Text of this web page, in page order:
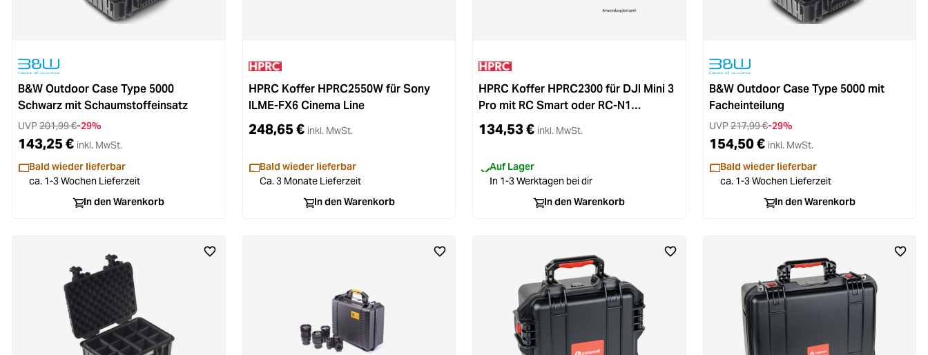
B&W Outdoor Case Type 5000
Schwarz mit Schaumstoffeinsatz
UVP201,99 €-29%
143,25 € inkl. MwSt.
Bald wieder lieferbar
ca. 1-3 Wochen Lieferzeit
In den Warenkorb
HPRC Koffer HPRC2550W für Sony
ILME-FX6 Cinema Line
248,65 € inkl. MwSt.
Bald wieder lieferbar
Ca. 3 Monate Lieferzeit
In den Warenkorb
HPRC Koffer HPRC2300 für DJI Mini 3
Pro mit RC Smart oder RC-N1
Controller
134,53 € inkl. MwSt.
Auf Lager
In 1-3 Werktagen bei dir
In den Warenkorb
B&W Outdoor Case Type 5000 mit
Facheinteilung
UVP217,99 €-29%
154,50 € inkl. MwSt.
Bald wieder lieferbar
ca. 1-3 Wochen Lieferzeit
In den Warenkorb